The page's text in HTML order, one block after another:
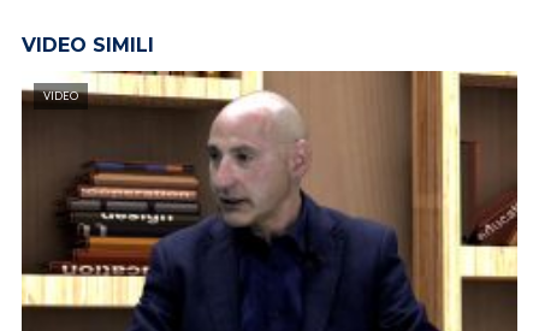
VIDEO SIMILI
VIDEO